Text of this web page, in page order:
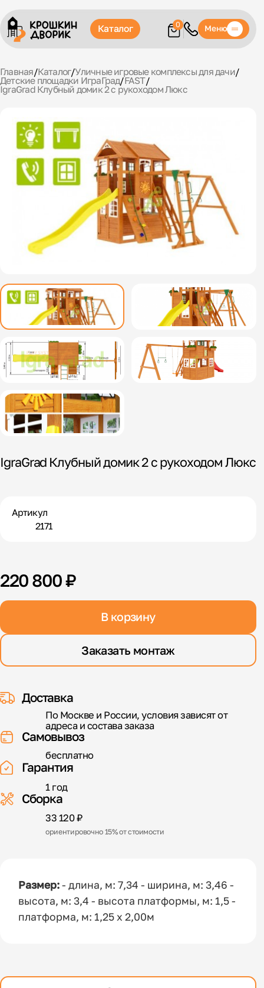
Каталог 0 Меню
Главная/Каталог/Уличные игровые комплексы для дачи/
Детские площадки ИграГрад/FAST/
IgraGrad Клубный домик 2 с рукоходом Люкс
IgraGrad Клубный домик 2 с рукоходом Люкс
Артикул
2171
220 800 ₽
В корзину
Заказать монтаж
Доставка
По Москве и России, условия зависят от
адреса и состава заказа
Самовывоз
бесплатно
Гарантия
1 год
Сборка
33 120 ₽
ориентировочно 15% от стоимости
Размер:- длина, м: 7,34 - ширина, м: 3,46 -
высота, м: 3,4 - высота платформы, м: 1,5 -
платформа, м: 1,25 x 2,00м